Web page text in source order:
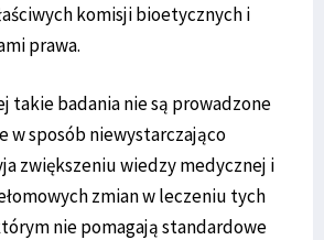
komisji bioetycznych i
prawa.
takie badania nie są prowadzone
w sposób niewystarczająco
zwiększeniu wiedzy medycznej i
zmian w leczeniu tych
nie pomagają standardowe